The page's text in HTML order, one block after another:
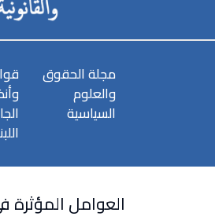
مجلة الحقوق
والعلوم
السياسية
العوامل المؤثرة